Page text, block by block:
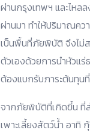
ผ่านกรุงเทพฯ และไหล
ผ่านมา ทำให้ปริมาณคว
เป็นพื้นที่ภัยพิบัติ จึงไม่ส
ตัวเองด้วยการนำหัวแ
ต้องแบกรับภาระต้นทุน
จากภัยพิบัติที่เกิดขึ้น ที่ส่
เพาะเลี้ยงสัตว์น้ำ อาทิ